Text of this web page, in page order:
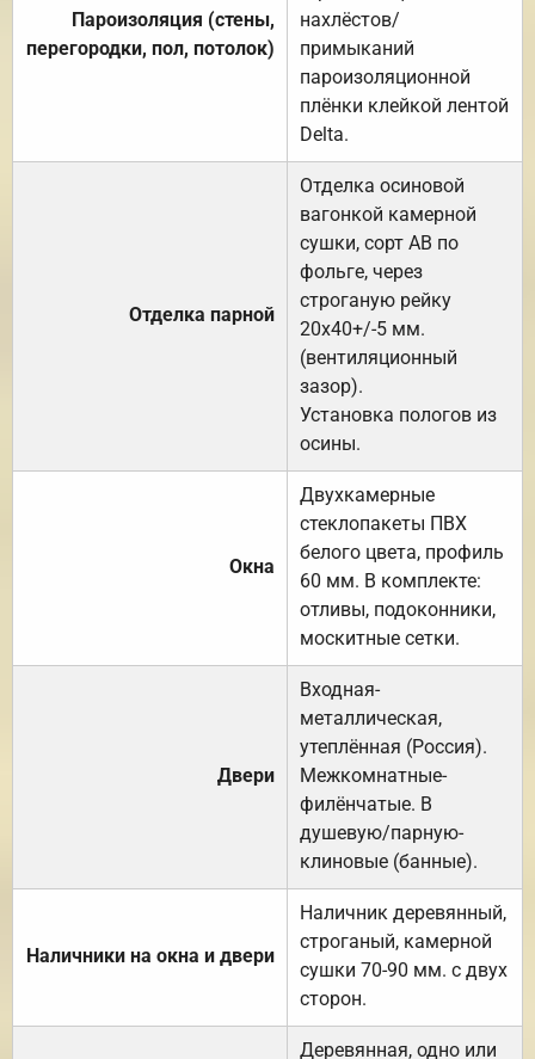
Пароизоляция (стены,
перегородки, пол, потолок)
нахлёстов/
примыканий
пароизоляционной
плёнки клейкой лентой
Delta.
Отделка парной
Отделка осиновой
вагонкой камерной
сушки, сорт АВ по
фольге, через
строганую рейку
20х40+/-5 мм.
(вентиляционный
зазор).
Установка пологов из
осины.
Окна
Двухкамерные
стеклопакеты ПВХ
белого цвета, профиль
60 мм. В комплекте:
отливы, подоконники,
москитные сетки.
Двери
Входная-
металлическая,
утеплённая (Россия).
Межкомнатные-
филёнчатые. В
душевую/парную-
клиновые (банные).
Наличники на окна и двери
Наличник деревянный,
строганый, камерной
сушки 70-90 мм. с двух
сторон.
Деревянная, одно или